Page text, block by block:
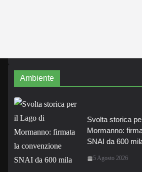
Ambiente
Svolta storica
Mormanno:
SNAI da 600
5 Agosto 2026